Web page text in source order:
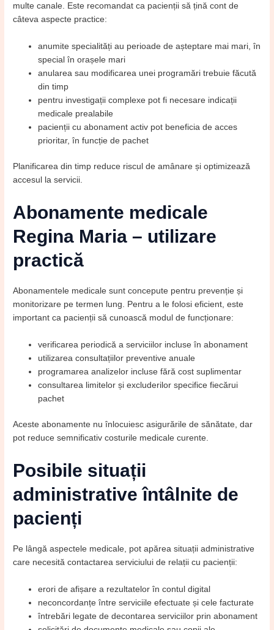
multe canale. Este recomandat ca pacienții să țină cont de
câteva aspecte practice:
anumite specialități au perioade de așteptare mai mari, în
special în orașele mari
anularea sau modificarea unei programări trebuie făcută
din timp
pentru investigații complexe pot fi necesare indicații
medicale prealabile
pacienții cu abonament activ pot beneficia de acces
prioritar, în funcție de pachet
Planificarea din timp reduce riscul de amânare și optimizează
accesul la servicii.
Abonamente medicale
Regina Maria – utilizare
practică
Abonamentele medicale sunt concepute pentru prevenție și
monitorizare pe termen lung. Pentru a le folosi eficient, este
important ca pacienții să cunoască modul de funcționare:
verificarea periodică a serviciilor incluse în abonament
utilizarea consultațiilor preventive anuale
programarea analizelor incluse fără cost suplimentar
consultarea limitelor și excluderilor specifice fiecărui
pachet
Aceste abonamente nu înlocuiesc asigurările de sănătate, dar
pot reduce semnificativ costurile medicale curente.
Posibile situații
administrative întâlnite de
pacienți
Pe lângă aspectele medicale, pot apărea situații administrative
care necesită contactarea serviciului de relații cu pacienții:
erori de afișare a rezultatelor în contul digital
neconcordanțe între serviciile efectuate și cele facturate
întrebări legate de decontarea serviciilor prin abonament